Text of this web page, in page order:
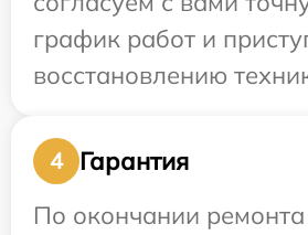
график работ и
восстановлению
4
Гарантия
По окончании